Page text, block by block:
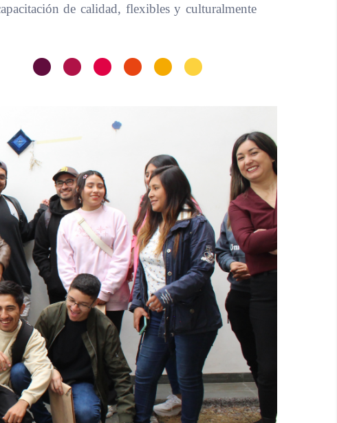
de calidad, flexibles y culturalmente
••••••